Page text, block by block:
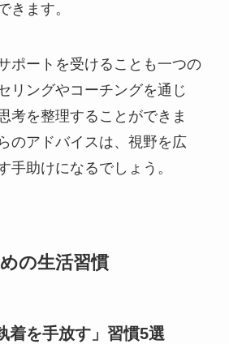
きます。
ポートを受けることも一つの
リングやコーチングを通じ
考を整理することができま
のアドバイスは、視野を広
手助けになるでしょう。
の生活習慣
着を手放す」習慣5選